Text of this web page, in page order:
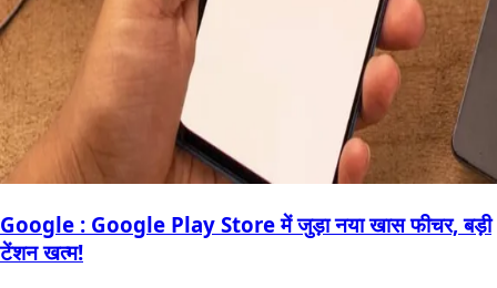
Google : Google Play Store में जुड़ा नया खास फीचर, बड़ी
टेंशन खत्म!